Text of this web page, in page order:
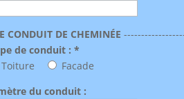
CONDUIT DE CHEMINÉE
de conduit : *
Toiture
Facade
du conduit :